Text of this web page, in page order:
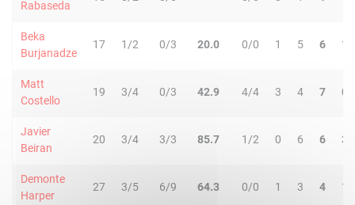
Rabaseda
Beka
Burjanadze
17 1/2 0/3 20.0 0/0 1 5 6 1
Matt
Costello
19 3/4 0/3 42.9 4/4 3 4 7 0
Javier
Beiran
20 3/4 3/3 85.7 1/2 0 6 6 3
Demonte
Harper
27 3/5 6/9 64.3 0/0 1 3 4 1